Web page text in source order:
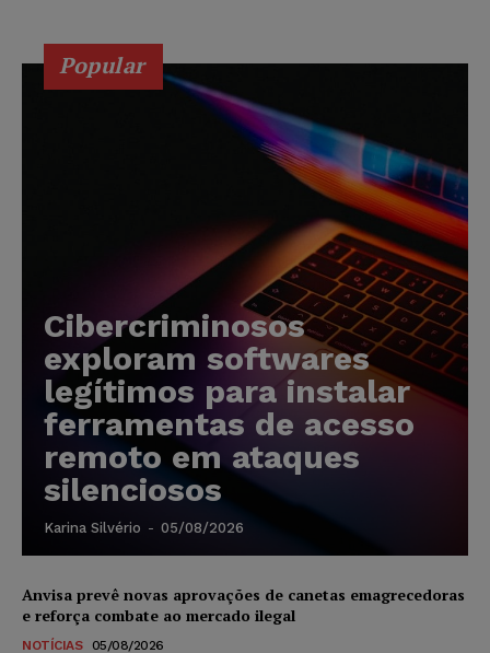
Popular
Cibercriminosos
exploram softwares
legítimos para instalar
ferramentas de acesso
remoto em ataques
silenciosos
Karina Silvério - 05/08/2026
Anvisa prevê novas aprovações de canetas emagrecedoras
e reforça combate ao mercado ilegal
NOTÍCIAS 05/08/2026